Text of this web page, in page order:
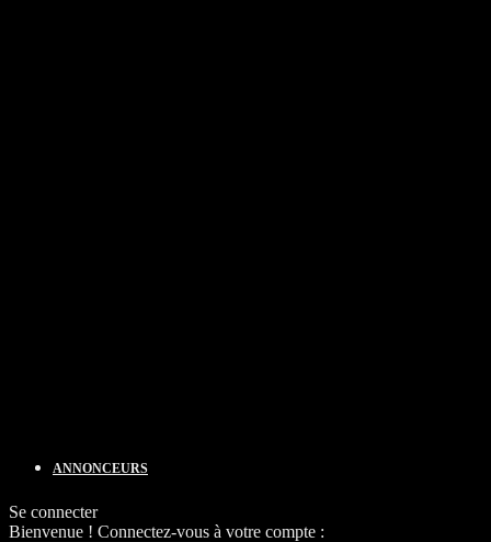
ANNONCEURS
Se connecter
Bienvenue ! Connectez-vous à votre compte :